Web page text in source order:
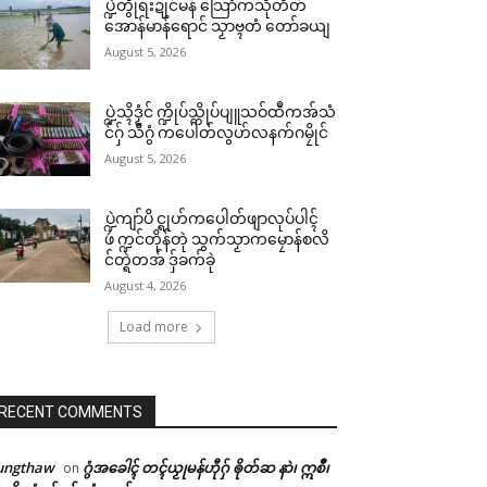
ပ္ဍဲတွဵုရးဍုင်မန် သြောံကသီုတိတ်
အောန်မာန်ရောင် သၟာဗ္ၚတံ တော်ခယျ
August 5, 2026
ပ္ဍဲသ္ၚိဒၟံင် က္ဍိုပ်သ္ကိုပ်ပျူသဝ်ထဳကအ်သံ
င်ဂှ် သီဂွံ ကပေါတ်လွဟ်လနက်ဂမၠိုင်
August 5, 2026
ပ္ဍဲကျာ်ပိ င္ရုဟ်ကပေါတ်ဖျာလုပ်ပါၚ်
ဖဴ က္ဍင်တိုန်တုဲ သွက်သၟာကမၠောန်စလိ
င်တ္ရဲတအ် ဒှ်ခက်ခုဲ
August 4, 2026
Load more
COMMENTS
on ဂွံအခေါၚ် တၚ်ယၟုမန်ဟီုဂှ် ၜိုတ်ဆ နာဲ၊ ဣစဳ၊